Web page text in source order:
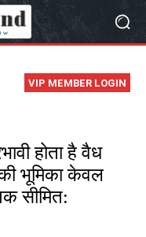
VIP MEMBER LOGIN
होता है वैध
भूमिका केवल
सीमित: